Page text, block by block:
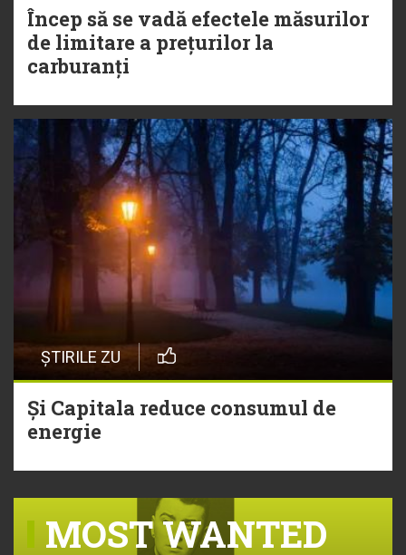
Încep să se vadă efectele măsurilor
de limitare a prețurilor la
carburanți
ȘTIRILE ZU
Și Capitala reduce consumul de
energie
MOST WANTED